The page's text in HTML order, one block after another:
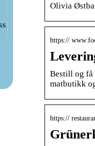
Olivia
https://
Bestill og få
matbutikk
https://